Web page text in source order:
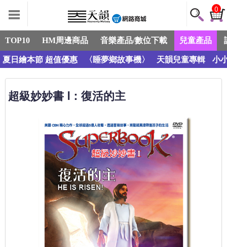
0
TOP10 HM周邊商品 音樂產品/數位下載 兒童產品
夏日繪本節 超值優惠 〈睡夢鄉故事機〉 天韻兒童專輯 小
超級妙妙書 Ⅰ：復活的主